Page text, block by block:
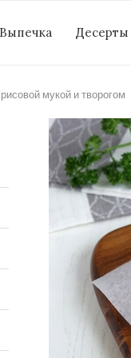
Выпечка Десерты
мукой и творогом